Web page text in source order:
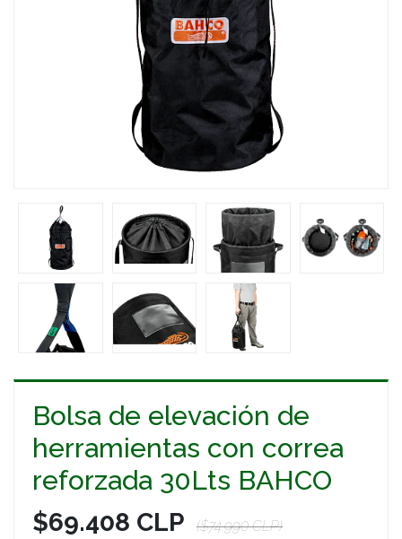
Bolsa de elevación de
herramientas con correa
reforzada 30Lts BAHCO
$69.408 CLP ($74.990 CLP)